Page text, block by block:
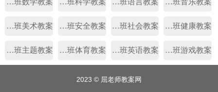
幼儿园小班数学教案 幼儿园小班科学教案 幼儿园小班语言教案 幼儿园小班音乐教案
幼儿园小班美术教案 幼儿园小班安全教案 幼儿园小班社会教案 幼儿园小班健康教案
幼儿园小班主题教案 幼儿园小班体育教案 幼儿园小班英语教案 幼儿园小班游戏教案
2023 © 屈老师教案网